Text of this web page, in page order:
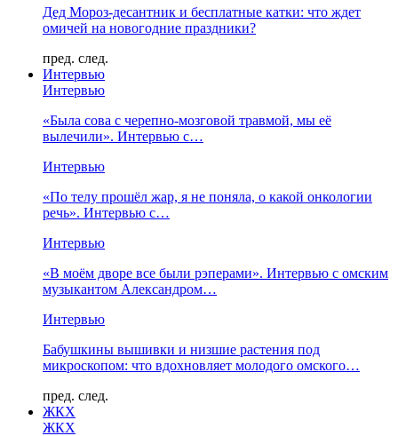
Дед Мороз-десантник и бесплатные катки: что ждет
омичей на новогодние праздники?
пред. след.
Интервью
Интервью
«Была сова с черепно-мозговой травмой, мы её
вылечили». Интервью с…
Интервью
«По телу прошёл жар, я не поняла, о какой онкологии
речь». Интервью с…
Интервью
«В моём дворе все были рэперами». Интервью с омским
музыкантом Александром…
Интервью
Бабушкины вышивки и низшие растения под
микроскопом: что вдохновляет молодого омского…
пред. след.
ЖКХ
ЖКХ